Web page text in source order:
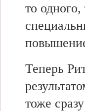
то
Теперь
тоже